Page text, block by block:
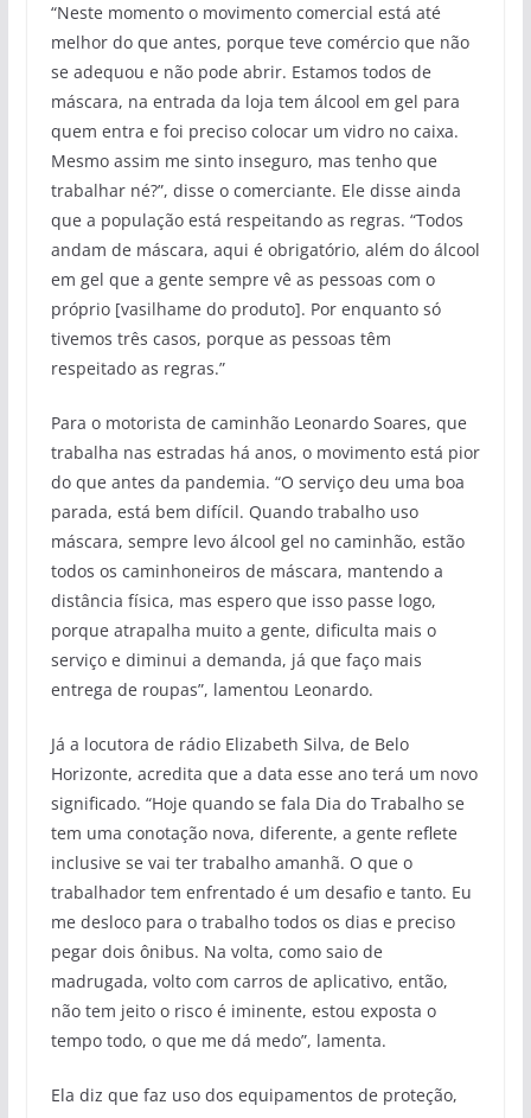
“Neste momento o movimento comercial está até
melhor do que antes, porque teve comércio que não
se adequou e não pode abrir. Estamos todos de
máscara, na entrada da loja tem álcool em gel para
quem entra e foi preciso colocar um vidro no caixa.
Mesmo assim me sinto inseguro, mas tenho que
trabalhar né?”, disse o comerciante. Ele disse ainda
que a população está respeitando as regras. “Todos
andam de máscara, aqui é obrigatório, além do álcool
em gel que a gente sempre vê as pessoas com o
próprio [vasilhame do produto]. Por enquanto só
tivemos três casos, porque as pessoas têm
respeitado as regras.”
Para o motorista de caminhão Leonardo Soares, que
trabalha nas estradas há anos, o movimento está pior
do que antes da pandemia. “O serviço deu uma boa
parada, está bem difícil. Quando trabalho uso
máscara, sempre levo álcool gel no caminhão, estão
todos os caminhoneiros de máscara, mantendo a
distância física, mas espero que isso passe logo,
porque atrapalha muito a gente, dificulta mais o
serviço e diminui a demanda, já que faço mais
entrega de roupas”, lamentou Leonardo.
Já a locutora de rádio Elizabeth Silva, de Belo
Horizonte, acredita que a data esse ano terá um novo
significado. “Hoje quando se fala Dia do Trabalho se
tem uma conotação nova, diferente, a gente reflete
inclusive se vai ter trabalho amanhã. O que o
trabalhador tem enfrentado é um desafio e tanto. Eu
me desloco para o trabalho todos os dias e preciso
pegar dois ônibus. Na volta, como saio de
madrugada, volto com carros de aplicativo, então,
não tem jeito o risco é iminente, estou exposta o
tempo todo, o que me dá medo”, lamenta.
Ela diz que faz uso dos equipamentos de proteção,